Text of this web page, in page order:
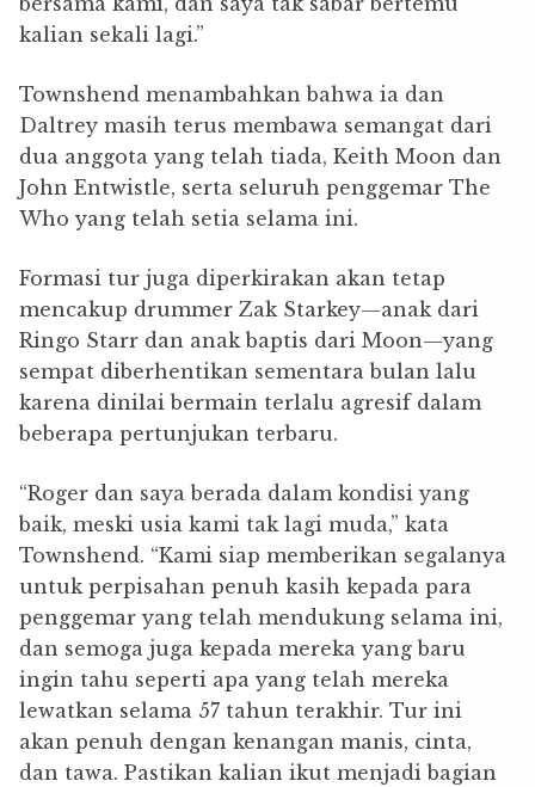
kalian sekali lagi.”
Townshend menambahkan bahwa ia dan
Daltrey masih terus membawa semangat dari
dua anggota yang telah tiada, Keith Moon dan
John Entwistle, serta seluruh penggemar The
Who yang telah setia selama ini.
Formasi tur juga diperkirakan akan tetap
mencakup drummer Zak Starkey—anak dari
Ringo Starr dan anak baptis dari Moon—yang
sempat diberhentikan sementara bulan lalu
karena dinilai bermain terlalu agresif dalam
beberapa pertunjukan terbaru.
“Roger dan saya berada dalam kondisi yang
baik, meski usia kami tak lagi muda,” kata
Townshend. “Kami siap memberikan segalanya
untuk perpisahan penuh kasih kepada para
penggemar yang telah mendukung selama ini,
dan semoga juga kepada mereka yang baru
ingin tahu seperti apa yang telah mereka
lewatkan selama 57 tahun terakhir. Tur ini
akan penuh dengan kenangan manis, cinta,
dan tawa. Pastikan kalian ikut menjadi bagian